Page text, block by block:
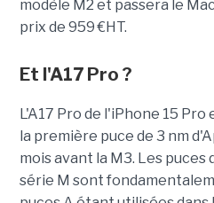
modèle M2 et passera le
prix de 959 €HT.
Et l'A17 Pro ?
L'A17 Pro de l'iPhone 15
la première puce de 3 nm
mois avant la M3. Les puces
série M sont